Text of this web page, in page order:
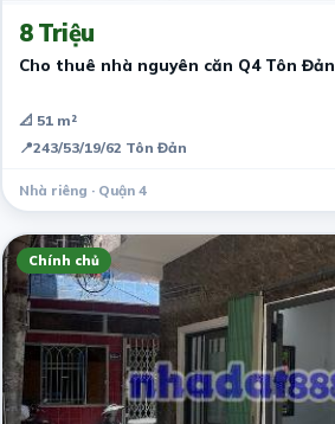
8 Triệu
Cho thuê nhà nguyên căn Q4 Tôn Đản
📐 51 m²
📍243/53/19/62 Tôn Đản
Nhà riêng · Quận 4
Chính chủ